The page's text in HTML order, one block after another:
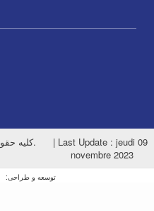
© کلیه حقوق متعلق به دانشگاه کاشان می‌باشد. | Last Update : jeudi 09
novembre 2023
توسعه و طراحی: